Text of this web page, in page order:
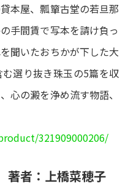
本屋、瓢簞古堂の若旦那
手間賃で写本を請け負っ
聞いたおちかが下した大
選り抜き珠玉の5篇を収
心の澱を浄め流す物語、
321909000206/
者：上橋菜穂子